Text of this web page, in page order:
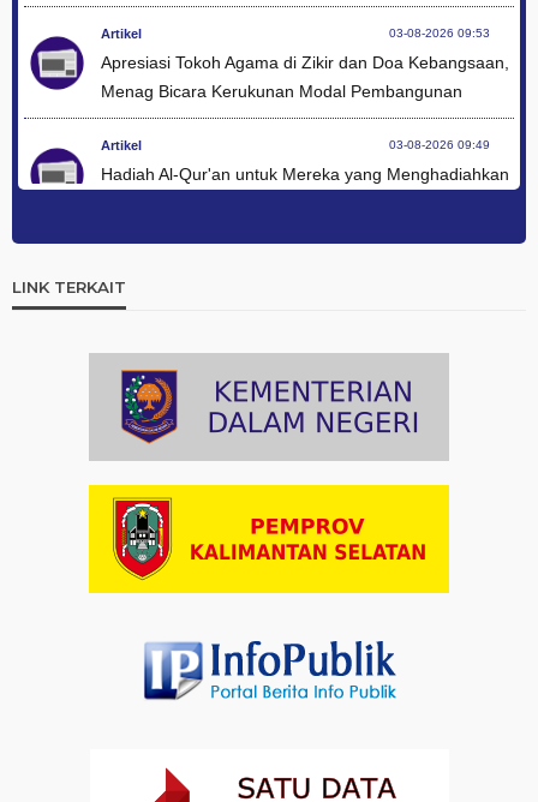
Artikel 03-08-2026 09:53
Apresiasi Tokoh Agama di Zikir dan Doa Kebangsaan,
Menag Bicara Kerukunan Modal Pembangunan
Artikel 03-08-2026 09:49
Hadiah Al-Qur'an untuk Mereka yang Menghadiahkan
Ini Teks Lengkap Doa Kebangsaan Umat Kristen
Protestan di Monas
Artikel
Paduan Suara yang Menyatukan Harapan untuk
Indonesia
Dalam Zikir dan Doa Kebangsaan, Tio Menemukan
Makna Keberagaman
Artikel 01-08-2026 18:00
Kebangsaan di Monas
Pandang terhadap Penyandang Disabilitas
LINK TERKAIT